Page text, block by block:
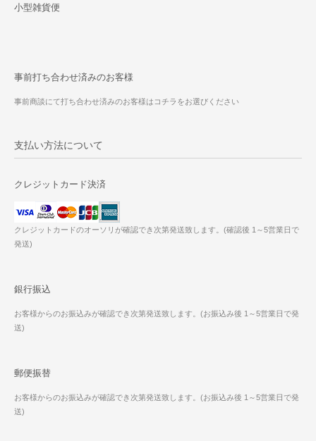
小型雑貨便
事前打ち合わせ済みのお客様
事前商談にて打ち合わせ済みのお客様はコチラをお選びください
支払い方法について
クレジットカード決済
クレジットカードのオーソリが確認でき次第発送致します。(確認後 1～5営業日で
発送)
銀行振込
お客様からのお振込みが確認でき次第発送致します。(お振込み後 1～5営業日で発
送)
郵便振替
お客様からのお振込みが確認でき次第発送致します。(お振込み後 1～5営業日で発
送)